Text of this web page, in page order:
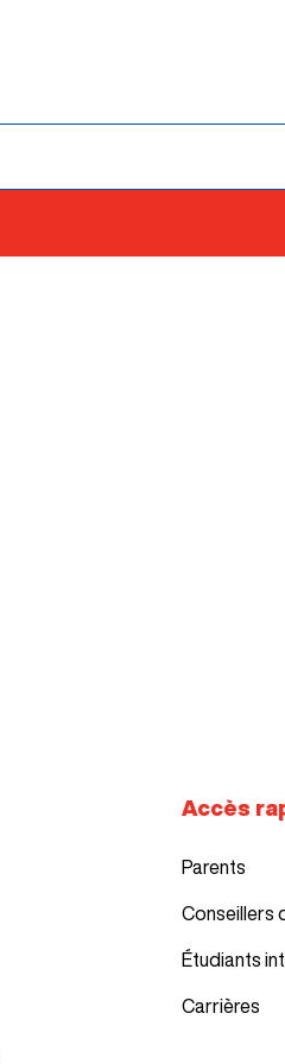
Accès
Parents
Conseillers
Étudiants
Carrières